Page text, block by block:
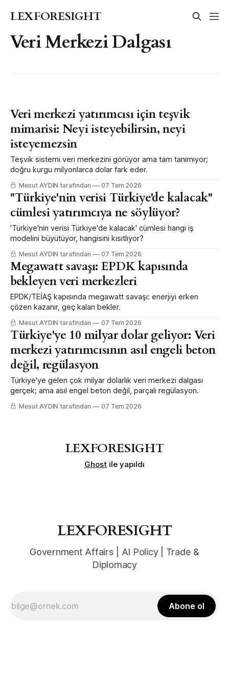
LEXFORESIGHT
Veri Merkezi Dalgası
Veri merkezi yatırımcısı için teşvik
mimarisi: Neyi isteyebilirsin, neyi
isteyemezsin
Teşvik sistemi veri merkezini görüyor ama tam tanımıyor;
doğru kurgu milyonlarca dolar fark eder.
Mesut AYDIN tarafından 07 Tem 2026
"Türkiye'nin verisi Türkiye'de kalacak"
cümlesi yatırımcıya ne söylüyor?
'Türkiye'nin verisi Türkiye'de kalacak' cümlesi hangi iş
modelini büyütüyor, hangisini kısıtlıyor?
Mesut AYDIN tarafından 07 Tem 2026
Megawatt savaşı: EPDK kapısında
bekleyen veri merkezleri
EPDK/TEİAŞ kapısında megawatt savaşı: enerjiyi erken
çözen kazanır, geç kalan bekler.
Mesut AYDIN tarafından 07 Tem 2026
Türkiye'ye 10 milyar dolar geliyor: Veri
merkezi yatırımcısının asıl engeli beton
değil, regülasyon
Türkiye'ye gelen çok milyar dolarlık veri merkezi dalgası
gerçek; ama asıl engel beton değil, parçalı regülasyon.
Mesut AYDIN tarafından 07 Tem 2026
LEXFORESIGHT
Ghost ile yapıldı
LEXFORESIGHT
Government Affairs | AI Policy | Trade &
Diplomacy
Abone ol